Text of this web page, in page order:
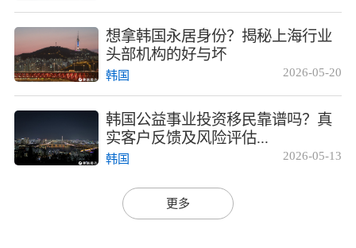
想拿韩国永居身份？揭秘上海行业
头部机构的好与坏
2026-05-20
韩国
韩国公益事业投资移民靠谱吗？真
实客户反馈及风险评估...
2026-05-13
韩国
更多